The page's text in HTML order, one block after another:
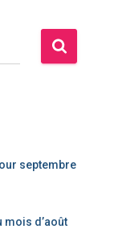
septembre
mois d’août